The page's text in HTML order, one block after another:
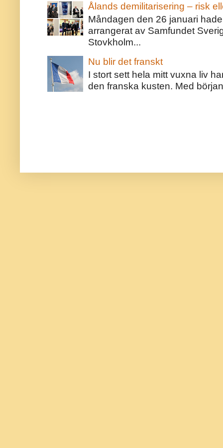
Ålands demilitarisering – risk
Måndagen den 26 januari
arrangerat av Samfundet
Stovkholm...
Nu blir det franskt
I stort sett hela mitt vuxna liv
den franska kusten. Med